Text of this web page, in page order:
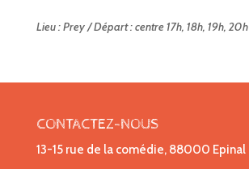
Lieu : Prey / Départ : centre 17h, 18h, 19h, 20h
CONTACTEZ-NOUS
13-15 rue de la comédie, 88000 Epinal